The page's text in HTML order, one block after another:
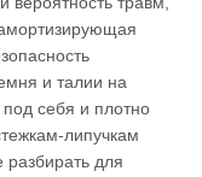
и талии на
себя и плотно
липучкам
разбирать для